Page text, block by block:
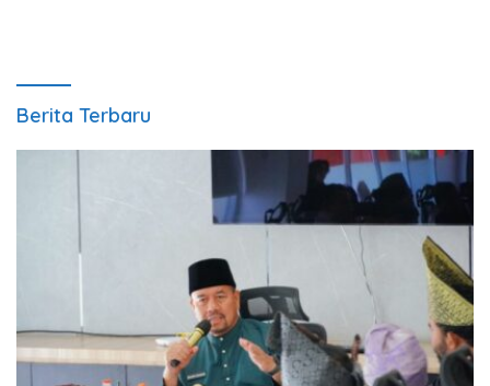
Berita Terbaru